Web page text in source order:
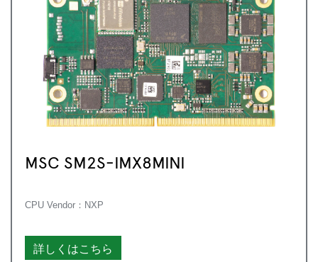
MSC SM2S-IMX8MINI
CPU Vendor：NXP
詳しくはこちら